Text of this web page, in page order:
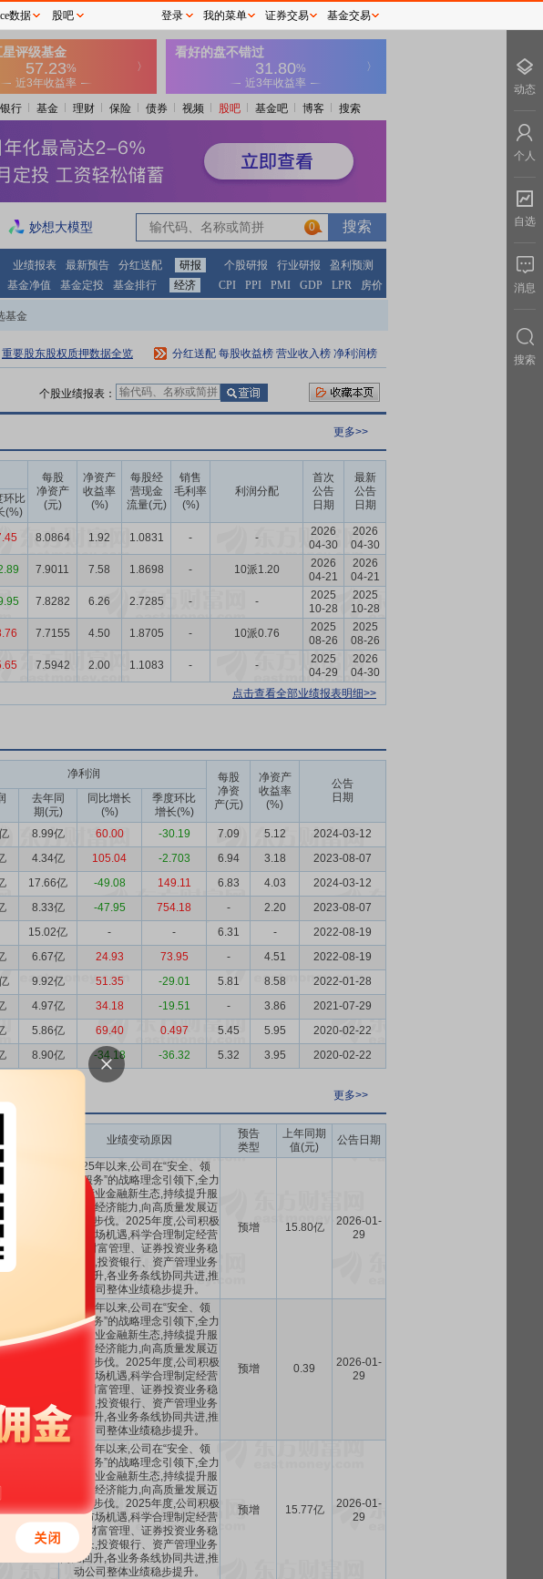
银行 基金 理财 保险 债券 视频 股吧 基金吧 博客 搜索
妙想大模型 0
业绩报表 最新预告 分红送配 研报 个股研报 行业研报
盈利预测
基金净值 基金定投 基金排行 经济 CPI PPI PMI GDP LPR 房价
基金
重要股东股权质押数据全览 分红送配 每股收益榜 营业收入榜 净利润榜
个股业绩报表：
更多>>
每股
净资产
(元)
净资产
收益率
(%)
每股经
营现金
流量(元)
销售
毛利率
(%)
利润分配
首次
公告
日期
最新
公告
日期
环比
(%)
8.0864 1.92 1.0831 - -
2026
04-30
2026
04-30
7.9011 7.58 1.8698 - 10派1.20
2026
04-21
2026
04-21
7.8282 6.26 2.7285 - -
2025
10-28
2025
10-28
7.7155 4.50 1.8705 - 10派0.76
2025
08-26
2025
08-26
7.5942 2.00 1.1083 - -
2025
04-29
2026
04-30
点击查看全部业绩报表明细>>
净利润
每股
净资
产(元)
净资产
收益率
(%)
公告
日期
去年同
期(元)
同比增长
(%)
季度环比
增长(%)
8.99亿 60.00 -30.19 7.09 5.12
2024-03-12
4.34亿 105.04 -2.703 6.94 3.18
2023-08-07
17.66亿 -49.08 149.11 6.83 4.03
2024-03-12
8.33亿 -47.95 754.18 - 2.20
2023-08-07
15.02亿 - - 6.31 -
2022-08-19
6.67亿 24.93 73.95 - 4.51
2022-08-19
9.92亿 51.35 -29.01 5.81 8.58
2022-01-28
4.97亿 34.18 -19.51 - 3.86
2021-07-29
5.86亿 69.40 0.497 5.45 5.95
2020-02-22
8.90亿 -34.18 -36.32 5.32 3.95 2020-02-22
更多>>
变动环比 业绩变动原因
预告
类型
上年同期
值(元)
公告日期
-34.06%
～
2025年以来,公司在“安全、领
先、服务”的战略理念引领下,全力
构建产业金融新生态,持续提升服
务实体经济能力,向高质量发展迈
出坚实步伐。2025年度,公司积极
把握市场机遇,科学合理制定经营
策略,财富管理、证券投资业务稳
定增长,投资银行、资产管理业务
同比回升,各业务条线协同共进,推
动公司整体业绩稳步提升。
预增 15.80亿
2026-01-
29
2025年以来,公司在“安全、领
先、服务”的战略理念引领下,全力
构建产业金融新生态,持续提升服
务实体经济能力,向高质量发展迈
出坚实步伐。2025年度,公司积极
把握市场机遇,科学合理制定经营
策略,财富管理、证券投资业务稳
定增长,投资银行、资产管理业务
同比回升,各业务条线协同共进,推
动公司整体业绩稳步提升。
预增 0.39
2026-01-
29
～-4.14%
2025年以来,公司在“安全、领
先、服务”的战略理念引领下,全力
构建产业金融新生态,持续提升服
务实体经济能力,向高质量发展迈
出坚实步伐。2025年度,公司积极
把握市场机遇,科学合理制定经营
策略,财富管理、证券投资业务稳
定增长,投资银行、资产管理业务
同比回升,各业务条线协同共进,推
动公司整体业绩稳步提升。
预增 15.77亿
2026-01-
29
数据 股吧 登录 我的菜单 证券交易 基金交易
动态
个人
自选
消息
搜索